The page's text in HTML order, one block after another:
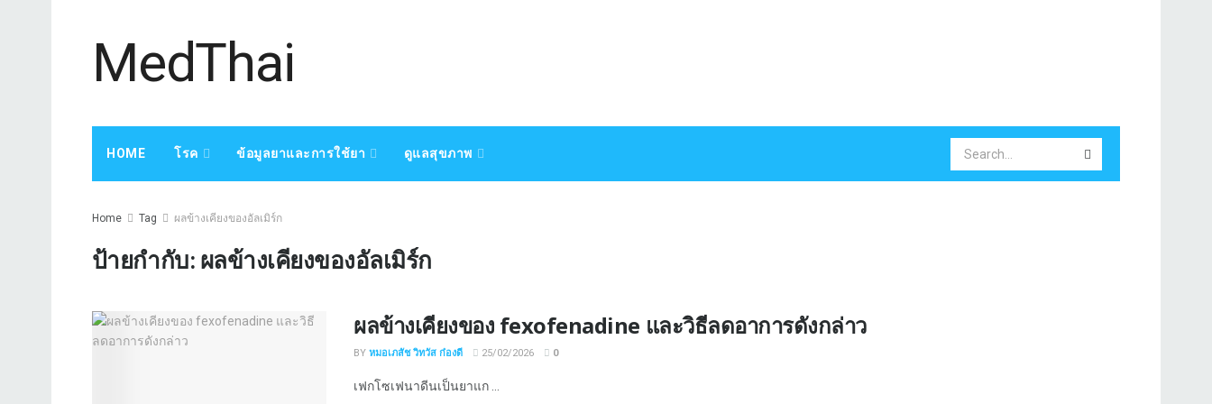
MedThai
HOME โรค ข้อมูลยาและการใช้ยา ดูแลสุขภาพ
Home Tag ผลข้างเคียงของอัลเมิร์ก
ป้ายกำกับ: ผลข้างเคียงของอัลเมิร์ก
ผลข้างเคียงของ fexofenadine และวิธีลดอาการดังกล่าว
BY หมอเภสัช วิทวัส ก๋องดี 25/02/2026 0
เฟกโซเฟนาดีนเป็นยาแก ...